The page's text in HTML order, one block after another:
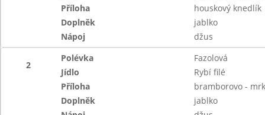
Příloha
houskový knedlík
Doplněk
jablko
Nápoj
džus
2
Polévka
Fazolová
Jídlo
Rybí filé
Příloha
bramborovo -
Doplněk
jablko